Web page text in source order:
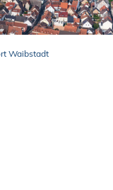
Waibstadt